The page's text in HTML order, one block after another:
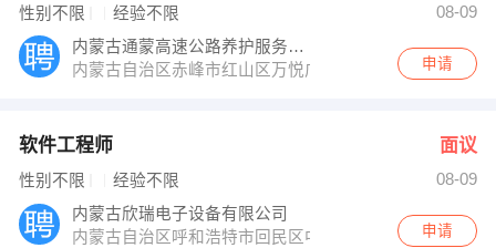
性别不限 经验不限
08-09
内蒙古通蒙高速公路养护服务有限公司
内蒙古自治区赤峰市红山区万悦广场B座901室
申请
软件工程师 面议
性别不限 经验不限
08-09
内蒙古欣瑞电子设备有限公司
内蒙古自治区呼和浩特市回民区中山路海亮广场A栋1206
申请